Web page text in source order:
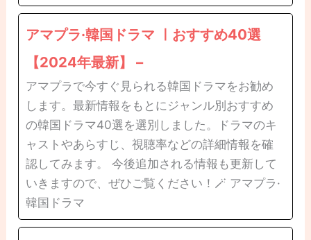
アマプラ·韓国ドラマ ㅣおすすめ40選
【2024年最新】 –
アマプラで今すぐ見られる韓国ドラマをお勧め
します。最新情報をもとにジャンル別おすすめ
の韓国ドラマ40選を選別しました。ドラマのキ
ャストやあらすじ、視聴率などの詳細情報を確
認してみます。 今後追加される情報も更新して
いきますので、ぜひご覧ください！🪄 アマプラ·
韓国ドラマ